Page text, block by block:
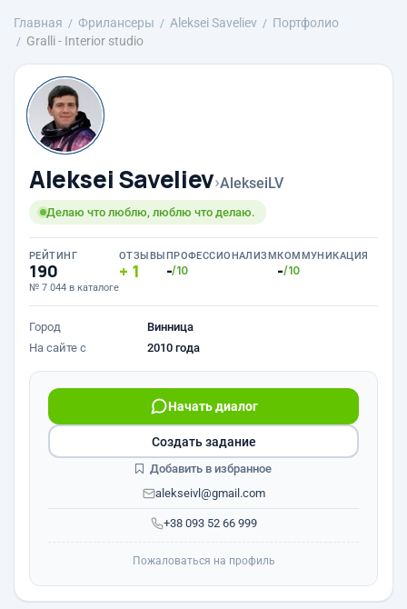
Главная Фрилансеры Aleksei Saveliev
Портфолио
Gralli - Interior studio
Aleksei Saveliev›AlekseiLV
Делаю что люблю, люблю что делаю.
РЕЙТИНГ
190
№ 7 044 в каталоге
ОТЗЫВЫ
1
ПРОФЕССИОНАЛИЗМ
-/10
КОММУНИКАЦИЯ
-/10
Город
Винница
На сайте с
2010 года
+38 093 52 66 999
Начать диалог
alekseivl@gmail.com
Создать задание
Добавить в избранное
Пожаловаться на профиль